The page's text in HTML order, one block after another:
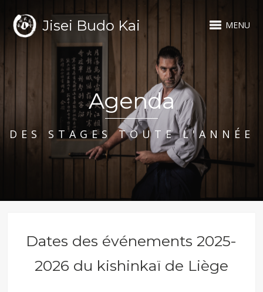
Jisei Budo Kai MENU
Agenda
DES STAGES TOUTE L'ANNÉE
Dates des événements 2025-
2026 du kishinkaï de Liège